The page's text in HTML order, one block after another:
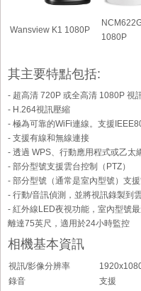
Wansview K1 1080P
1080P
其主要特點包括:
- 超高清 720P 或全高清 1080P 視
- H.264視訊壓縮
- 極為可靠的WiFi連線。支援
- 支援有線和無線連接
- 透過 WPS、行動應用程式或乙太
- 部分型號支援雲台控制（PTZ）
- 部分型號（通常是室內型號）支
- 行動/音訊偵測，並將視訊錄製到
- 紅外線LED夜視功能，室內型號
離達75英尺，適用於24小時監控
相機基本資訊
視訊/影像分辨率
錄音
支援